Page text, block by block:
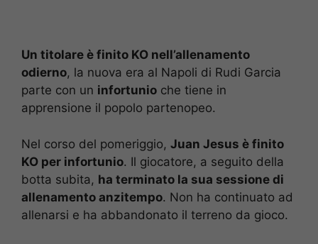
Un titolare è finito KO nell’allenamento
odierno, la nuova era al Napoli di Rudi Garcia
parte con un infortunio che tiene in
apprensione il popolo partenopeo.
Nel corso del pomeriggio, Juan Jesus è finito
KO per infortunio. Il giocatore, a seguito della
botta subita, ha terminato la sua sessione di
allenamento anzitempo. Non ha continuato ad
allenarsi e ha abbandonato il terreno da gioco.